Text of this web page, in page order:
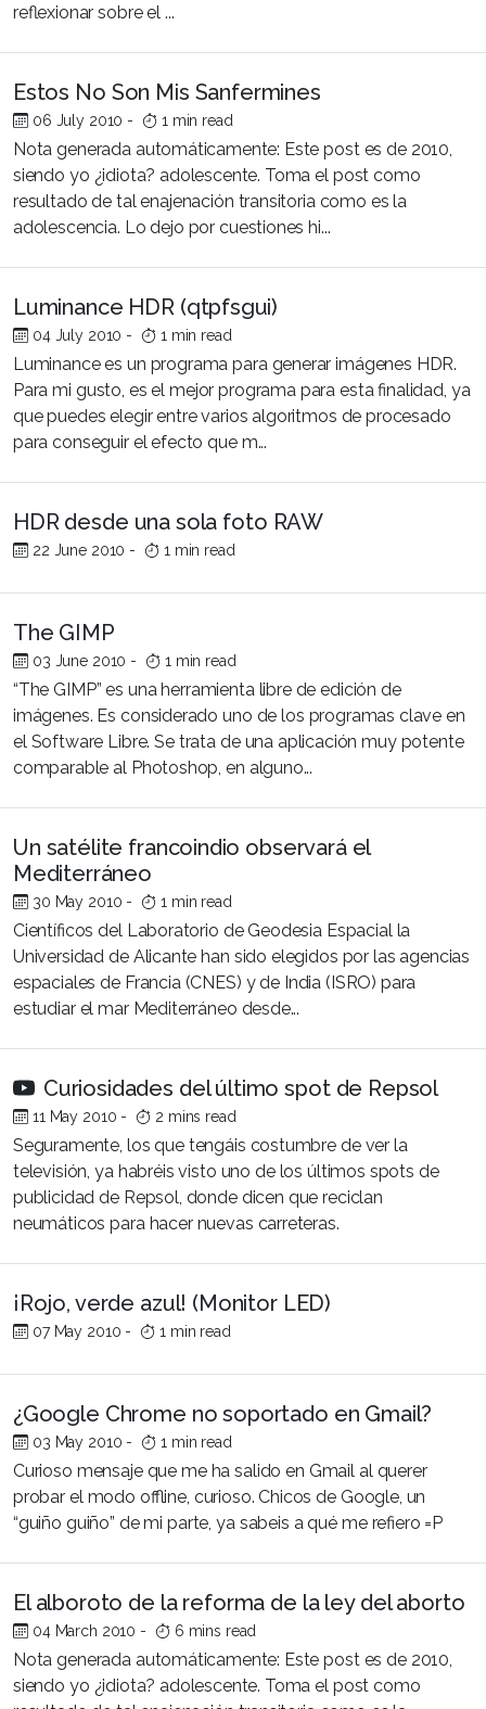
reflexionar sobre el ...
Estos No Son Mis Sanfermines
06 July 2010 - 1 min read
Nota generada automáticamente: Este post es de 2010,
siendo yo ¿idiota? adolescente. Toma el post como
resultado de tal enajenación transitoria como es la
adolescencia. Lo dejo por cuestiones hi...
Luminance HDR (qtpfsgui)
04 July 2010 - 1 min read
Luminance es un programa para generar imágenes HDR.
Para mi gusto, es el mejor programa para esta finalidad, ya
que puedes elegir entre varios algoritmos de procesado
para conseguir el efecto que m...
HDR desde una sola foto RAW
22 June 2010 - 1 min read
The GIMP
03 June 2010 - 1 min read
“The GIMP” es una herramienta libre de edición de
imágenes. Es considerado uno de los programas clave en
el Software Libre. Se trata de una aplicación muy potente
comparable al Photoshop, en alguno...
Un satélite francoindio observará el
Mediterráneo
30 May 2010 - 1 min read
Científicos del Laboratorio de Geodesia Espacial la
Universidad de Alicante han sido elegidos por las agencias
espaciales de Francia (CNES) y de India (ISRO) para
estudiar el mar Mediterráneo desde...
Curiosidades del último spot de Repsol
11 May 2010 - 2 mins read
Seguramente, los que tengáis costumbre de ver la
televisión, ya habréis visto uno de los últimos spots de
publicidad de Repsol, donde dicen que reciclan
neumáticos para hacer nuevas carreteras.
¡Rojo, verde azul! (Monitor LED)
07 May 2010 - 1 min read
¿Google Chrome no soportado en Gmail?
03 May 2010 - 1 min read
Curioso mensaje que me ha salido en Gmail al querer
probar el modo offline, curioso. Chicos de Google, un
“guiño guiño” de mi parte, ya sabeis a qué me refiero =P
El alboroto de la reforma de la ley del aborto
04 March 2010 - 6 mins read
Nota generada automáticamente: Este post es de 2010,
siendo yo ¿idiota? adolescente. Toma el post como